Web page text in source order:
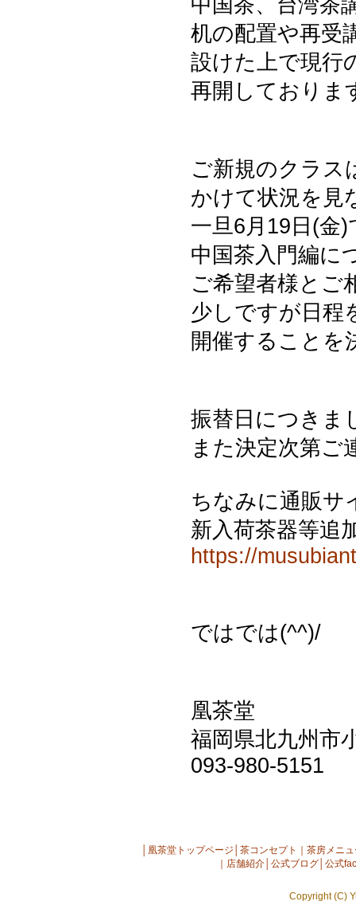
中国茶、台湾茶
机の配置や再受
設けた上で現行
再開しておりま
ご新規のクラス
かけて状況を見
一旦6月19日(金
中国茶入門編に
ご希望者様とご
少しですが日程
開催することを
振替日につきま
また決定次第ご
ちなみに通販サ
新入荷茶器等追
https://
ではでは(^^)/
凰茶堂
福岡県北九州市
093-980-5151
凰茶堂トップページ 茶コンセプト
茶房メニ
店舗紹介 公式ブログ 公式
Copyright (C)